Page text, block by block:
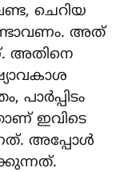
ചെറിയ
അത്
അതിനെ
ഇവിടെ
അപ്പോൾ